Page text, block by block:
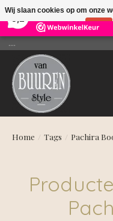
26
....
Home / Tags / Pachira
Wij slaan cookies op om onze
Nee